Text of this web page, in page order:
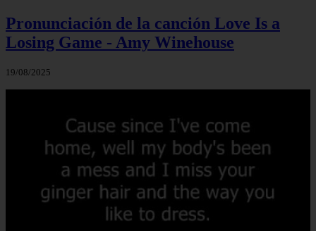
Pronunciación de la canción Love Is a
Losing Game - Amy Winehouse
19/08/2025